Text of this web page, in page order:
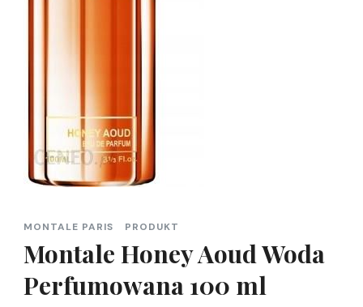
MONTALE PARIS PRODUKT
Montale Honey Aoud Woda
Perfumowana 100 ml